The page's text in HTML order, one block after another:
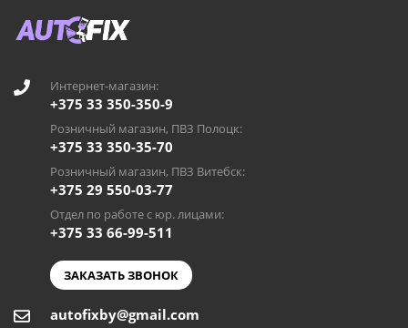
Интернет-магазин:
+375 33 350-350-9
Розничный магазин, ПВЗ Полоцк:
+375 33 350-35-70
Розничный магазин, ПВЗ Витебск:
+375 29 550-03-77
Отдел по работе с юр. лицами:
+375 33 66-99-511
ЗАКАЗАТЬ ЗВОНОК
autofixby@gmail.com